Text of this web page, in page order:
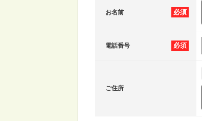
必須
お名前
必須
電話番号
ご住所